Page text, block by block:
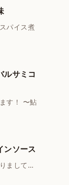
パイス煮
ルサミコ
す！ 〜鮎
ンソース
まして…